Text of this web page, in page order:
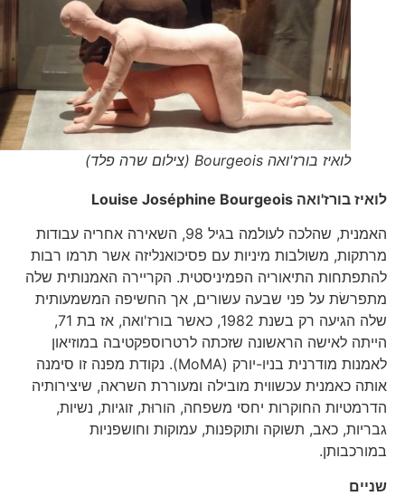
לואיז בורז'ואה Bourgeois (צילום שרה פלד)
לואיז בורז'ואהLouise Joséphine Bourgeois
האמנית, שהלכה לעולמה בגיל 98, השאירה אחריה עבודות
מרתקות, משולבות מיניות עם פסיכואנליזה אשר תרמו רבות
להתפתחות התיאוריה הפמיניסטית. הקריירה האמנותית שלה
מתפרשׂת על פני שבעה עשורים, אך החשיפה המשמעותית
הייתה לאישה הראשונה שזכתה לרטרוספקטיבה במוזיאון
לאמנות מודרנית בניו-יורק (MoMA). נקודת מפנה זו סימנה
אותה כאמנית עכשווית מובילה ומעוררת השראה, שיצירותיה
הדרמטיות החוקרות יחסי משפחה, הורוּת, זוגיות, נשיות,
גבריות, כאב, תשוקה ותוקפנות, עמוקות וחושפניות
במורכבותן.
שניים